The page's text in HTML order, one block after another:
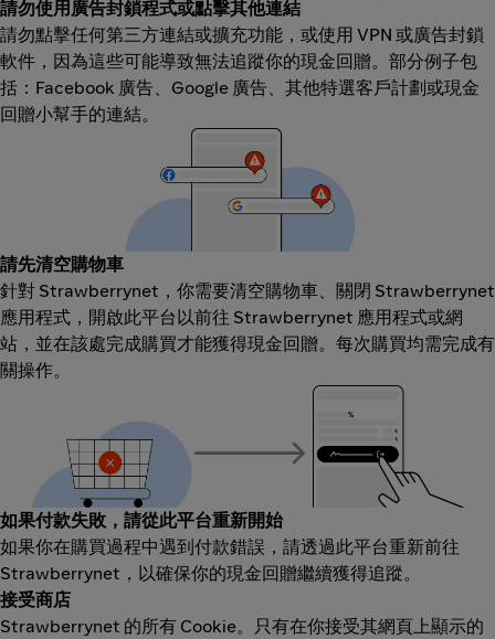
請勿使用廣告封鎖程式或點擊其他連結
請勿點擊任何第三方連結或擴充功能，或使用 VPN 或廣告封鎖
軟件，因為這些可能導致無法追蹤你的現金回贈。部分例子包
括：Facebook 廣告、Google 廣告、其他特選客戶計劃或現金
回贈小幫手的連結。
請先清空購物車
針對 Strawberrynet，你需要清空購物車、關閉 Strawberrynet
應用程式，開啟此平台以前往 Strawberrynet 應用程式或網
站，並在該處完成購買才能獲得現金回贈。每次購買均需完成有
關操作。
如果付款失敗，請從此平台重新開始
如果你在購買過程中遇到付款錯誤，請透過此平台重新前往
Strawberrynet，以確保你的現金回贈繼續獲得追蹤。
接受商店
Strawberrynet 的所有 Cookie。只有在你接受其網頁上顯示的